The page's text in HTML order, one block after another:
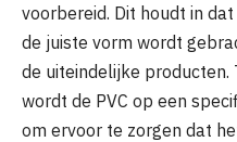
voorbereid. Dit houdt in
de juiste vorm wordt
de uiteindelijke
wordt de PVC op een
om ervoor te zorgen dat